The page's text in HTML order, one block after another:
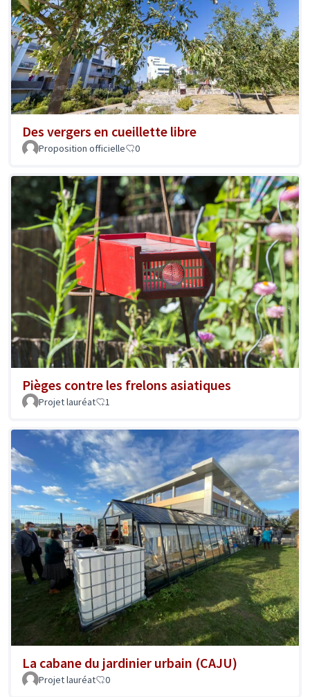
Des vergers en cueillette libre
Proposition officielle 0
Pièges contre les frelons asiatiques
Projet lauréat 1
La cabane du jardinier urbain (CAJU)
Projet lauréat 0